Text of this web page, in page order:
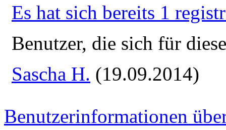
Es hat sich bereits 1
Benutzer, die sich für
Sascha H. (19.09.2014)
Benutzerinformationen